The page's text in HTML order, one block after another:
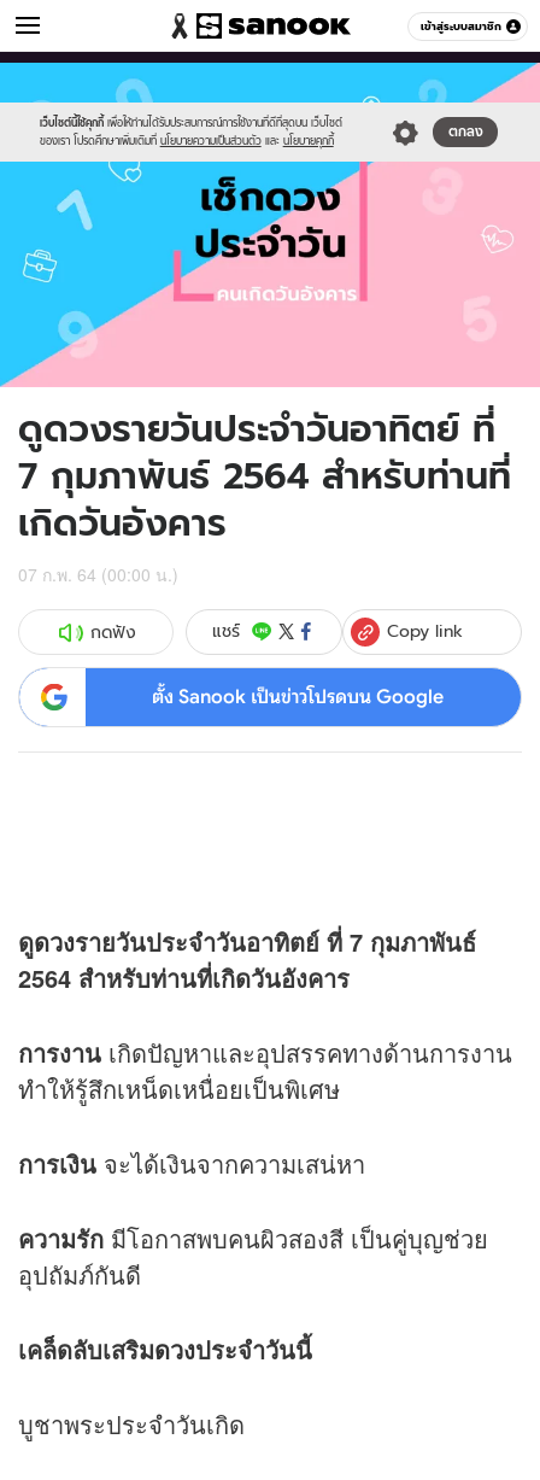
เข้าสู่ระบบสมาชิก
ดูดวง หมวดอื่นๆ
เว็บไซต์นี้ใช้คุกกี้ เพื่อให้ท่านได้รับประสบการณ์การใช้งานที่ดีที่สุดบน เว็บไซต์
ของเรา โปรดศึกษาเพิ่มเติมที่ นโยบายความเป็นส่วนตัว และ นโยบายคุกกี้
ตกลง
//s.isanook.com/sr/0/images/logo-
new-
sanook.png
//s.isanook.com/ho/0/ud/fxd/day/day-
3.png
ดูดวงรายวันประจำวันอาทิตย์ ที่
7 กุมภาพันธ์ 2564 สำหรับท่านที่
เกิดวันอังคาร
07 ก.พ. 64 (00:00 น.)
กดฟัง แชร์ Copy link
ตั้ง Sanook เป็นข่าวโปรดบน Google
ดูดวงรายวันประจำวันอาทิตย์ ที่ 7 กุมภาพันธ์
2564 สำหรับท่านที่เกิดวันอังคาร
การงาน เกิดปัญหาและอุปสรรคทางด้านการงาน
ทำให้รู้สึกเหน็ดเหนื่อยเป็นพิเศษ
การเงิน จะได้เงินจากความเสน่หา
ความรัก มีโอกาสพบคนผิวสองสี เป็นคู่บุญช่วย
อุปถัมภ์กันดี
เคล็ดลับเสริมดวงประจำวันนี้
บูชาพระประจำวันเกิด